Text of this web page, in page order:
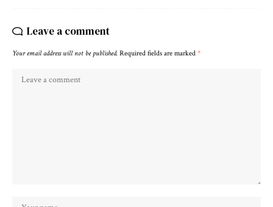
Leave a comment
Your email address will not be published. Required fields are marked *